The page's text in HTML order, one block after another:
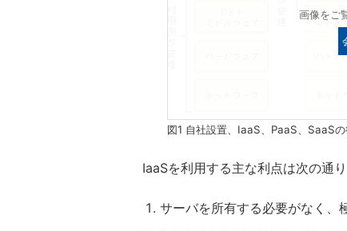
画像をご
図1 自社設置、IaaS、PaaS、SaaSの
IaaSを利用する主な利点は次の通り
サーバを所有する必要がなく、